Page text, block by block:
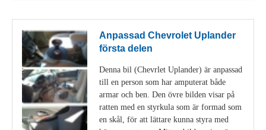
Anpassad Chevrolet Uplander
första delen
Denna bil (Chevrlet Uplander) är anpassad
till en person som har amputerat både
armar och ben. Den övre bilden visar på
ratten med en styrkula som är formad som
en skål, för att lättare kunna styra med